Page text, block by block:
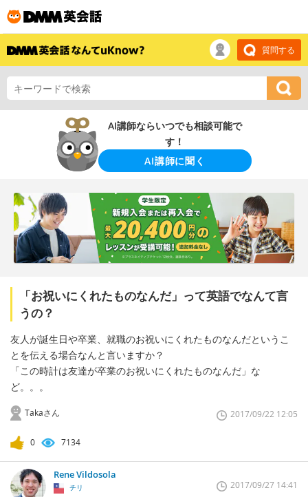
質問する
AI講師ならいつでも相談可能で
す！
AI講師に聞く
「お祝いにくれたものなんだ」って英語でなんて言
うの？
友人が誕生日や卒業、就職のお祝いにくれたものなんだというこ
とを伝える場合なんと言いますか？
「この時計は友達が卒業のお祝いにくれたものなんだ」な
ど。。。
Takaさん 2017/09/22 12:05
0 7134
Rene Vildosola
チリ 2017/09/27 14:41